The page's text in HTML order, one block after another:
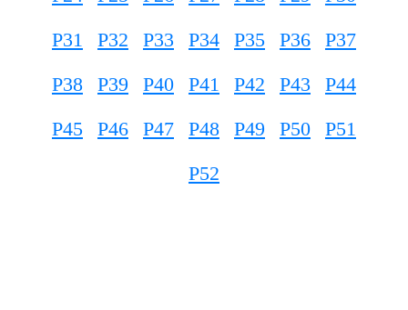
P31
P32 P33 P34 P35 P36
P37
P38
P39 P40 P41 P42 P43
P44
P45
P46 P47 P48 P49 P50
P51
P52